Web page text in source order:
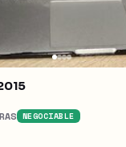
NEGOCIABLE